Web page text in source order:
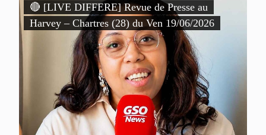
🔴 [LIVE DIFFERE] Revue de Presse au
Harvey – Chartres (28) du Ven 19/06/2026